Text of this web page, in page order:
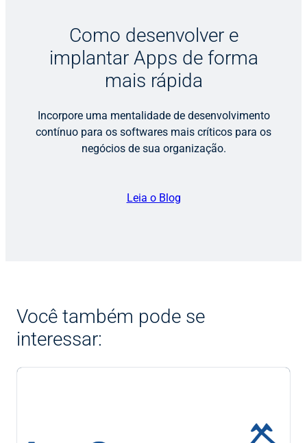
Como desenvolver e
implantar Apps de forma
mais rápida
Incorpore uma mentalidade de desenvolvimento
contínuo para os softwares mais críticos para os
negócios de sua organização.
Leia o Blog
Você também pode se
interessar: